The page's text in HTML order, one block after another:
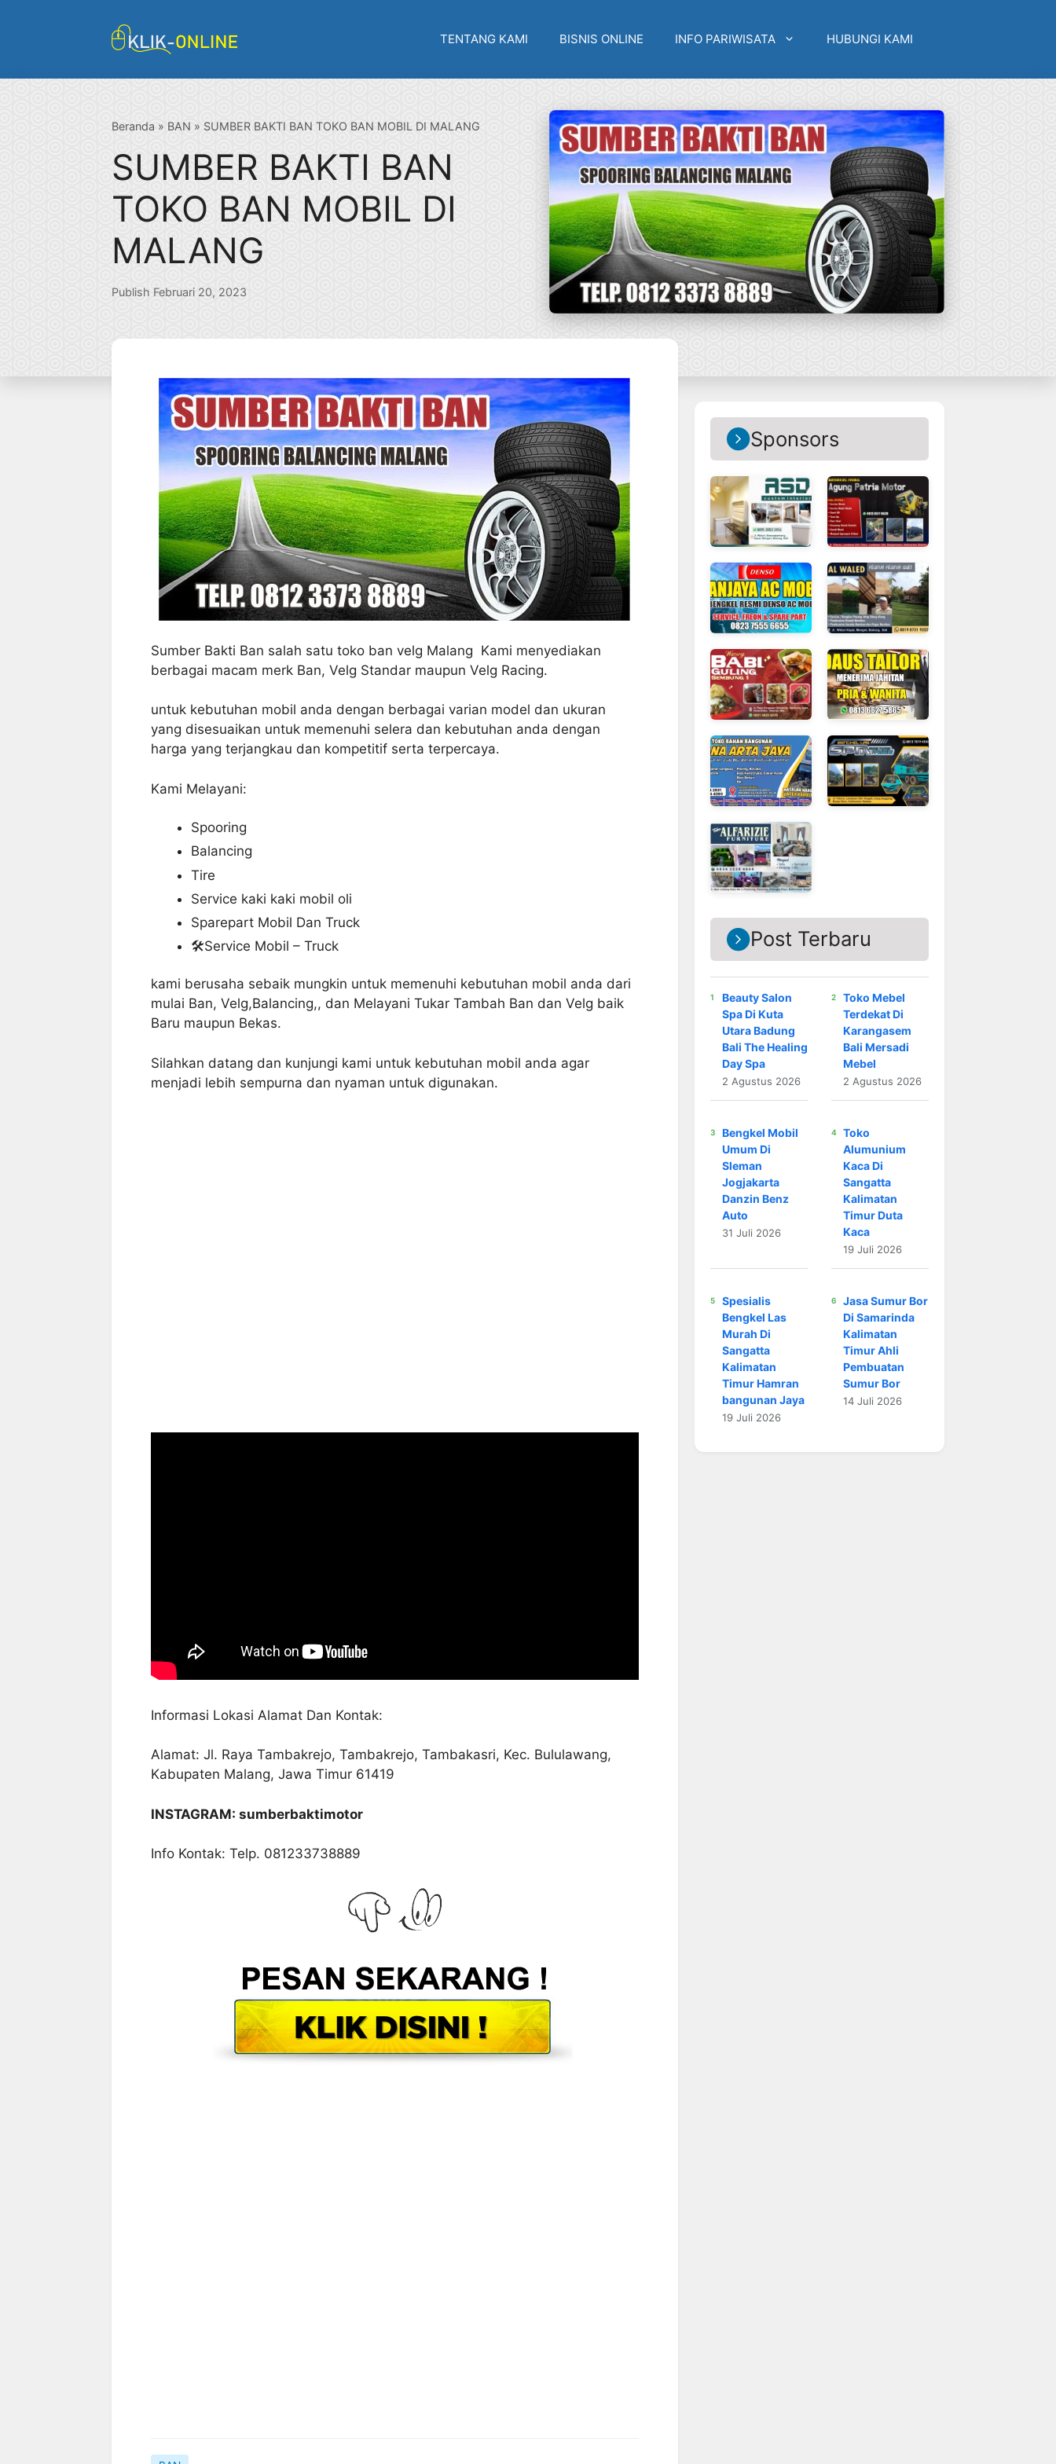
TENTANG KAMI BISNIS ONLINE INFO PARIWISATA HUBUNGI KAMI
Beranda » BAN » SUMBER BAKTI BAN TOKO BAN MOBIL DI MALANG
SUMBER BAKTI BAN
TOKO BAN MOBIL DI
MALANG
Publish Februari 20, 2023
Sumber Bakti Ban salah satu toko ban velg Malang Kami menyediakan
berbagai macam merk Ban, Velg Standar maupun Velg Racing.
untuk kebutuhan mobil anda dengan berbagai varian model dan ukuran
yang disesuaikan untuk memenuhi selera dan kebutuhan anda dengan
harga yang terjangkau dan kompetitif serta terpercaya.
Kami Melayani:
Spooring
Balancing
Tire
Service kaki kaki mobil oli
Sparepart Mobil Dan Truck
🛠Service Mobil – Truck
kami berusaha sebaik mungkin untuk memenuhi kebutuhan mobil anda dari
mulai Ban, Velg,Balancing,, dan Melayani Tukar Tambah Ban dan Velg baik
Baru maupun Bekas.
Silahkan datang dan kunjungi kami untuk kebutuhan mobil anda agar
menjadi lebih sempurna dan nyaman untuk digunakan.
Informasi Lokasi Alamat Dan Kontak:
Alamat: Jl. Raya Tambakrejo, Tambakrejo, Tambakasri, Kec. Bululawang,
Kabupaten Malang, Jawa Timur 61419
INSTAGRAM: sumberbaktimotor
Info Kontak: Telp. 081233738889
Sponsors
Post Terbaru
Beauty Salon
Spa Di Kuta
Utara Badung
Bali The Healing
Day Spa
2 Agustus 2026
Toko Mebel
Terdekat Di
Karangasem
Bali Mersadi
Mebel
2 Agustus 2026
Bengkel Mobil
Umum Di
Sleman
Jogjakarta
Danzin Benz
Auto
31 Juli 2026
Toko
Alumunium
Kaca Di
Sangatta
Kalimatan
Timur Duta
Kaca
19 Juli 2026
Spesialis
Bengkel Las
Murah Di
Sangatta
Kalimatan
Timur Hamran
bangunan Jaya
19 Juli 2026
Jasa Sumur Bor
Di Samarinda
Kalimatan
Timur Ahli
Pembuatan
Sumur Bor
14 Juli 2026